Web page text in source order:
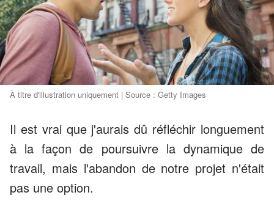
À titre d'illustration uniquement | Source : Getty Images
Il est vrai que j'aurais dû réfléchir longuement
à la façon de poursuivre la dynamique de
travail, mais l'abandon de notre projet n'était
pas une option.